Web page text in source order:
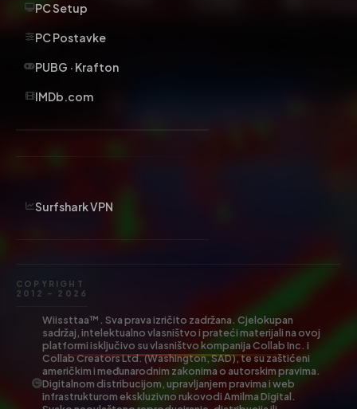
PC Setup
PC Postavke
PUBG · Krafton
IMDb.com
Surfshark VPN
COPYRIGHT
2012 – 2026
Wiissttaa™. Sva prava izričito zadržana. Cjelokupan
sadržaj, intelektualno vlasništvo i prateći materijali na ovoj
platformi isključivo su vlasništvo kompanija Collab Inc. i
Collab Creators Ltd. (Washington, SAD), te su zaštićeni
američkim i međunarodnim zakonima o autorskim pravima.
Digitalnom distribucijom, upravljanjem pravima i web
infrastrukturom ekskluzivno rukovodi Amilma Digital.